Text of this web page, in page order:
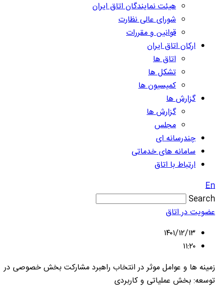
هیئت نمایندگان اتاق ایران
شورای عالی نظارت
قوانین و مقررات
ارکان اتاق ایران
اتاق ها
تشکل ها
کمیسیون ها
گزارش ها
گزارش ها
مجلس
چندرسانه ای
سامانه های خدماتی
ارتباط با اتاق
En
Search
عضویت در اتاق
۱۴۰۱/۱۲/۱۳
۱۱:۲۰
زمینه ها و عوامل موثر در انتخاب راهبرد مشارکت بخش خصوصی در
توسعه: بخش عملیاتی و کاربردی